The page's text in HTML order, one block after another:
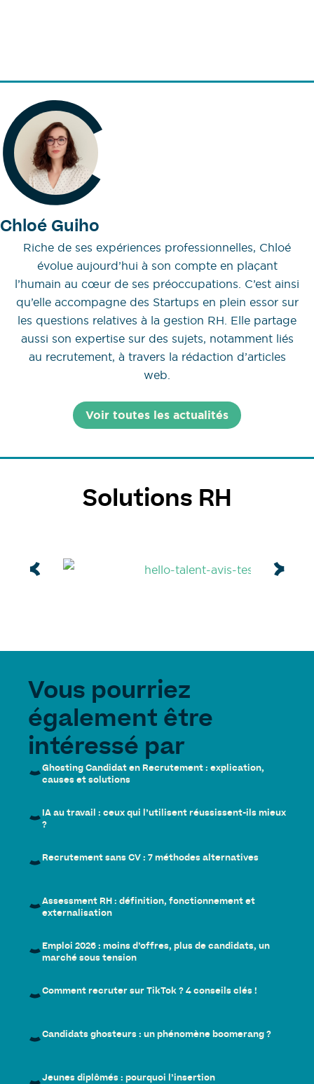
Chloé Guiho
Riche de ses expériences professionnelles, Chloé
évolue aujourd’hui à son compte en plaçant
l’humain au cœur de ses préoccupations. C’est ainsi
qu’elle accompagne des Startups en plein essor sur
les questions relatives à la gestion RH. Elle partage
aussi son expertise sur des sujets, notamment liés
au recrutement, à travers la rédaction d’articles
web.
Voir toutes les actualités
Solutions RH
Vous pourriez
également être
intéressé par
Ghosting Candidat en Recrutement : explication,
causes et solutions
IA au travail : ceux qui l’utilisent réussissent-ils mieux
?
Recrutement sans CV : 7 méthodes alternatives
Assessment RH : définition, fonctionnement et
externalisation
Emploi 2026 : moins d’offres, plus de candidats, un
marché sous tension
Comment recruter sur TikTok ? 4 conseils clés !
Candidats ghosteurs : un phénomène boomerang ?
Jeunes diplômés : pourquoi l’insertion